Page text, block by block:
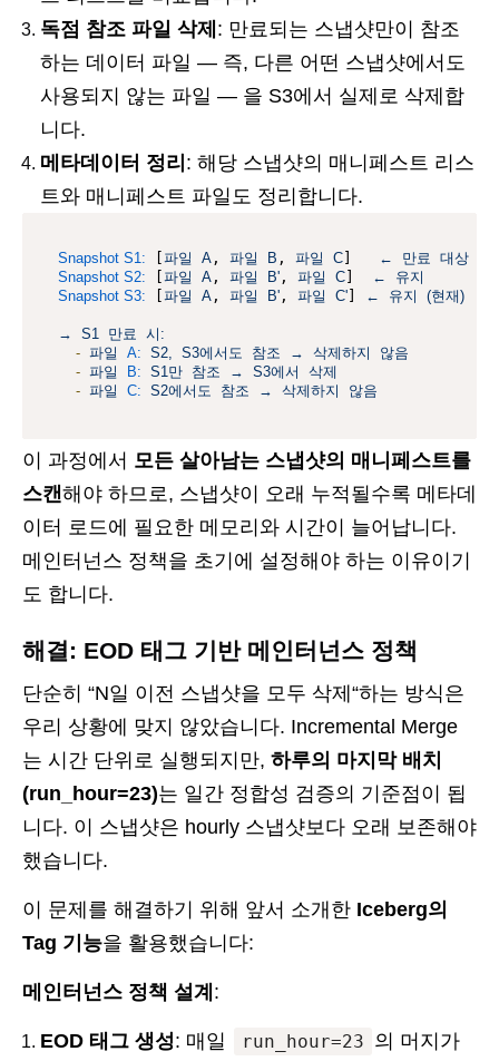
독점 참조 파일 삭제 : 만료되는 스냅샷만이 참조
하는 데이터 파일 — 즉, 다른 어떤 스냅샷에서도
사용되지 않는 파일 — 을 S3에서 실제로 삭제합
니다.
메타데이터 정리 : 해당 스냅샷의 매니페스트 리스
트와 매니페스트 파일도 정리합니다.
Snapshot S1: [파일 A , 파일 B , 파일 C] ← 만료
대상
Snapshot S2: [파일 A , 파일 B' , 파일 C] ←
유지
Snapshot S3: [파일 A , 파일 B' , 파일 C'] ← 유지 (현재)
→ S1 만료
시:
- 파일 A: S2, S3에서도 참조 → 삭제하지
않음
- 파일 B: S1만 참조 → S3에서
삭제
- 파일 C: S2에서도 참조 → 삭제하지 않음
이 과정에서 모든 살아남는 스냅샷의 매니페스트를
스캔 해야 하므로, 스냅샷이 오래 누적될수록 메타데
이터 로드에 필요한 메모리와 시간이 늘어납니다.
메인터넌스 정책을 초기에 설정해야 하는 이유이기
도 합니다.
해결: EOD 태그 기반 메인터넌스 정책
단순히 “N일 이전 스냅샷을 모두 삭제“하는 방식은
우리 상황에 맞지 않았습니다. Incremental Merge
는 시간 단위로 실행되지만, 하루의 마지막 배치
(run_hour=23)는 일간 정합성 검증의 기준점이 됩
니다. 이 스냅샷은 hourly 스냅샷보다 오래 보존해야
했습니다.
이 문제를 해결하기 위해 앞서 소개한 Iceberg의
Tag 기능을 활용했습니다:
메인터넌스 정책 설계 :
EOD 태그 생성: 매일 run_hour=23 의 머지가